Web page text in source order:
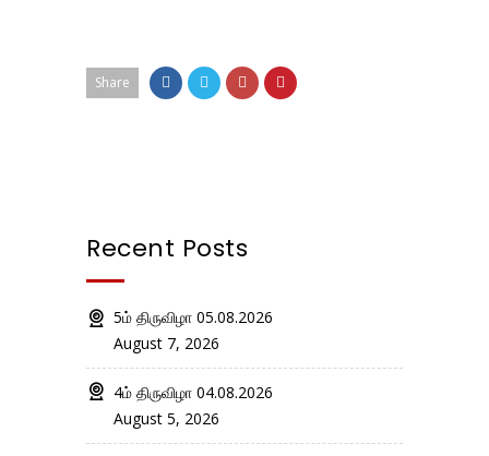
Share
Recent Posts
5ம் திருவிழா 05.08.2026
August 7, 2026
4ம் திருவிழா 04.08.2026
August 5, 2026